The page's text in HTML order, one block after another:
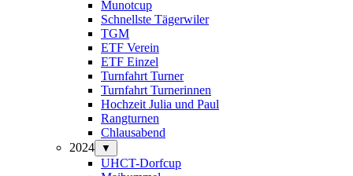
Munotcup
Schnellste Tägerwiler
TGM
ETF Verein
ETF Einzel
Turnfahrt Turner
Turnfahrt Turnerinnen
Hochzeit Julia und Paul
Rangturnen
Chlausabend
2024
▼
UHCT-Dorfcup